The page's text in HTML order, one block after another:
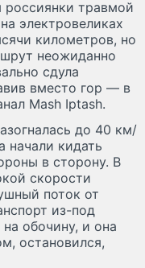
россиянки травмой
электровеликах
километров, но
неожиданно
сдула
вместо гор — в
Mash Iptash.
до 40 км/
начали кидать
в сторону. В
скорости
поток от
из-под
обочину, и она
остановился,